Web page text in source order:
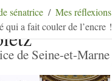
au menu
Aller au menu
recherche
de Seine-et-Marne
sénatrice
Mes réflexions
qui a fait couler de l’encre !